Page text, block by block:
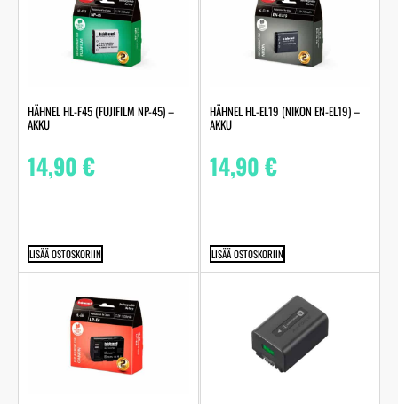
HÄHNEL HL-F45 (FUJIFILM NP-45) –
AKKU
14,90€
LISÄÄ OSTOSKORIIN
HÄHNEL HL-EL19 (NIKON EN-EL19) –
AKKU
14,90€
LISÄÄ OSTOSKORIIN